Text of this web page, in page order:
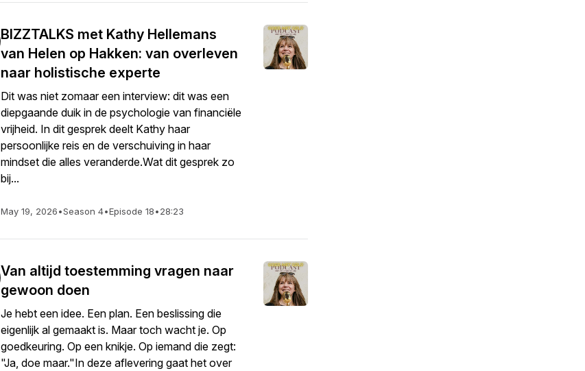
BIZZTALKS met Kathy Hellemans
van Helen op Hakken: van overleven
naar holistische experte
Dit was niet zomaar een interview: dit was een
diepgaande duik in de psychologie van financiële
vrijheid. In dit gesprek deelt Kathy haar
persoonlijke reis en de verschuiving in haar
mindset die alles veranderde.Wat dit gesprek zo
bij...
May 19, 2026•Season 4•Episode 18•28:23
Van altijd toestemming vragen naar
gewoon doen
Je hebt een idee. Een plan. Een beslissing die
eigenlijk al gemaakt is. Maar toch wacht je. Op
goedkeuring. Op een knikje. Op iemand die zegt:
"Ja, doe maar."In deze aflevering gaat het over